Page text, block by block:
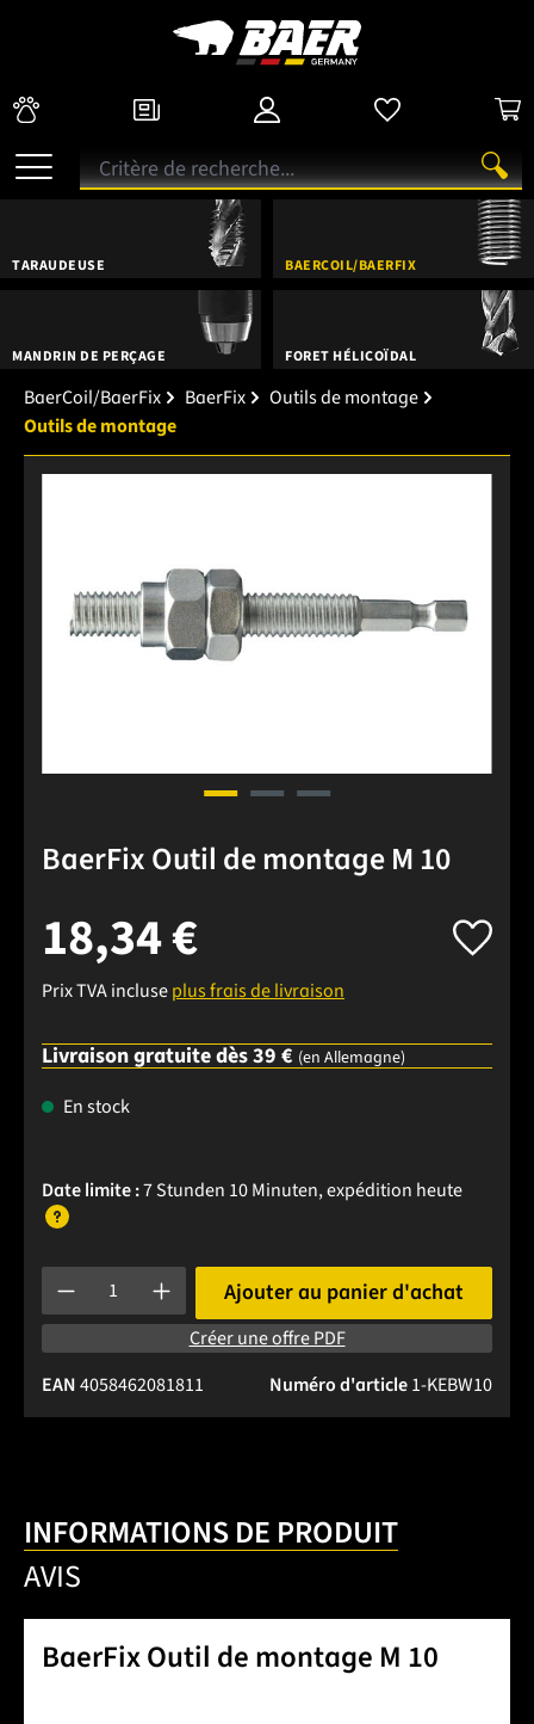
TARAUDEUSE BAERCOIL/BAERFIX
MANDRIN DE PERÇAGE FORET HÉLICOÏDAL
BaerCoil/BaerFix BaerFix
Outils de montage
Outils de montage
BaerFix Outil de montage M 10
18,34 €
Prix TVA incluseplus frais de livraison
Livraison gratuite dès 39 € (en Allemagne)
En stock
Date limite :7 Stunden 10 Minuten, expédition heute
Quantité de produit : Entrez la quantité souhaitée ou
Ajouter au panier d'achat
Créer une offre PDF
Numéro d'article1-KEBW10
EAN4058462081811
INFORMATIONS DE PRODUIT
AVIS
BaerFix Outil de montage M 10